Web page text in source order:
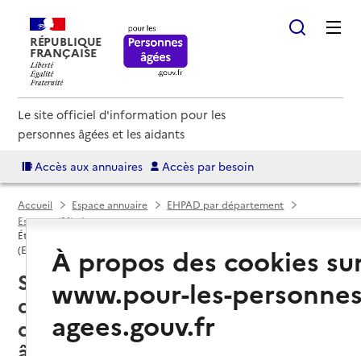
RÉPUBLIQUE
FRANÇAISE
Le site officiel d'information pour les
personnes âgées et les aidants
Accès aux annuaires Accès par besoin
Accueil Espace annuaire
EHPAD par département
Essonne (91)
Établissement d'hébergement pour personnes âgées dépendantes
(EHPAD)
Saintry-sur-Seine (91250) : liste
des établissements
d'hébergement pour personnes
À propos des cookies
www.pour-les-
agees.gouv.fr